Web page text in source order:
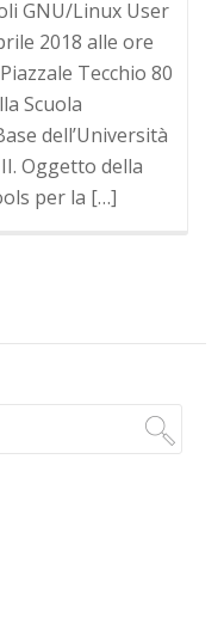
GNU/Linux User
2018 alle ore
Tecchio 80
Scuola
dell’Università
Oggetto della
per la […]